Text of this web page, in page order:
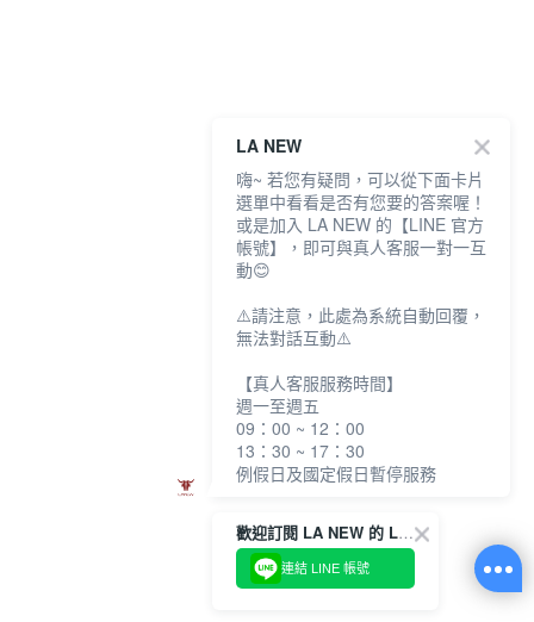
歡迎訂閱 LA NEW 的 LINE 官方帳號
連結 LINE 帳號
LA NEW
嗨~ 若您有疑問，可以從下面卡片
選單中看看是否有您要的答案喔！
或是加入 LA NEW 的【LINE 官方
帳號】，即可與真人客服一對一互
動😊
⚠️請注意，此處為系統自動回覆，
無法對話互動⚠️
【真人客服服務時間】
週一至週五
09：00 ~ 12：00
13：30 ~ 17：30
例假日及國定假日暫停服務